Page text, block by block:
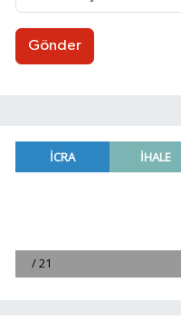
Gönder